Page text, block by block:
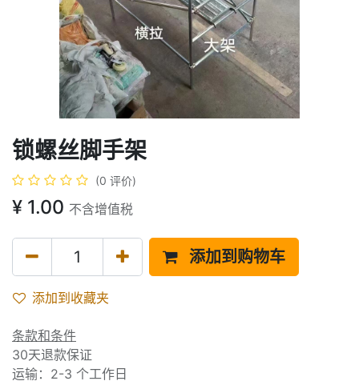
锁螺丝脚手架
(0 评价)
¥ 1.00 不含增值税
添加到购物车
添加到收藏夹
条款和条件
30天退款保证
运输：2-3 个工作日